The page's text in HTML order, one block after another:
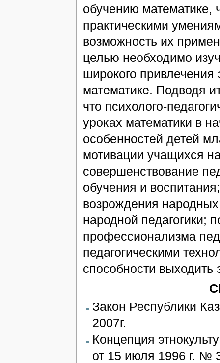
обучению математике,
практическими
возможность их
целью необходимо
широкого привлечения
математике. Подводя
что психолого-
уроках математики в
особенностей детей
мотивации учащихся
совершенствование
обучения и
возрождения
народной педагогики;
профессионализма
педагогическими
способности выходить
Закон Республики
2007г.
Концепция
от 15 июля 1996 г. №